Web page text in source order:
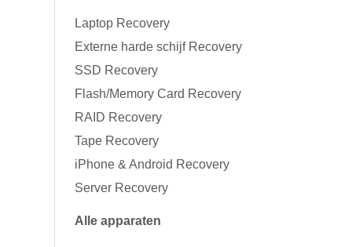
Laptop Recovery
Externe harde schijf Recovery
SSD Recovery
Flash/Memory Card Recovery
RAID Recovery
Tape Recovery
iPhone & Android Recovery
Server Recovery
Alle apparaten